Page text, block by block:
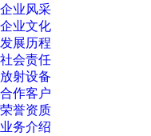
企业风采
企业文化
发展历程
社会责任
放射设备
合作客户
荣誉资质
业务介绍